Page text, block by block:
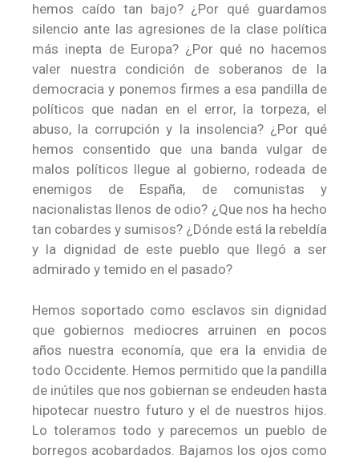
hemos caído tan bajo? ¿Por qué guardamos
silencio ante las agresiones de la clase política
más inepta de Europa? ¿Por qué no hacemos
valer nuestra condición de soberanos de la
democracia y ponemos firmes a esa pandilla de
políticos que nadan en el error, la torpeza, el
abuso, la corrupción y la insolencia? ¿Por qué
hemos consentido que una banda vulgar de
malos políticos llegue al gobierno, rodeada de
enemigos de España, de comunistas y
nacionalistas llenos de odio? ¿Que nos ha hecho
tan cobardes y sumisos? ¿Dónde está la rebeldía
y la dignidad de este pueblo que llegó a ser
admirado y temido en el pasado?
Hemos soportado como esclavos sin dignidad
que gobiernos mediocres arruinen en pocos
años nuestra economía, que era la envidia de
todo Occidente. Hemos permitido que la pandilla
de inútiles que nos gobiernan se endeuden hasta
hipotecar nuestro futuro y el de nuestros hijos.
Lo toleramos todo y parecemos un pueblo de
borregos acobardados. Bajamos los ojos como